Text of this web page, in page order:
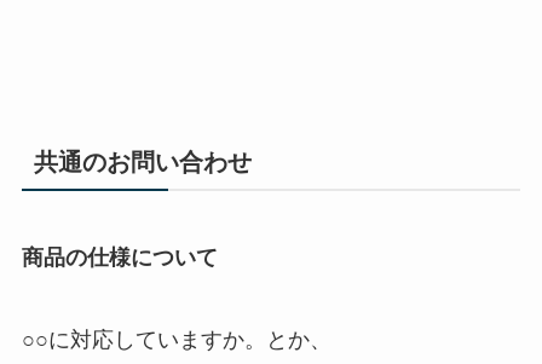
共通のお問い合わせ
商品の仕様について
○○に対応していますか。とか、